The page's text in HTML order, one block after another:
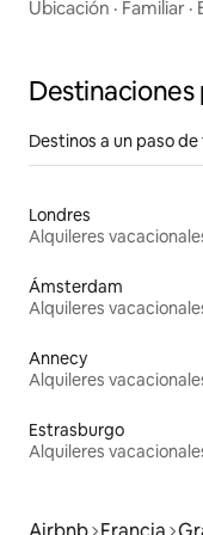
Ubicación · Familiar ·
Destinos a un paso de
Londres
Alquileres
Ámsterdam
Alquileres
Annecy
Alquileres
Estrasburgo
Alquileres